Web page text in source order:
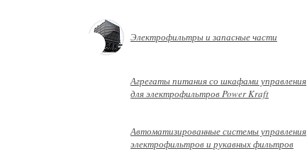
Электрофильтры и запасные части
Агрегаты питания со шкафами управления
для электрофильтров Power Kraft
Автоматизированные системы управления
электрофильтров и рукавных фильтров